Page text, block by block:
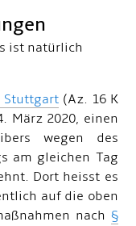
ist natürlich
Stuttgart (Az. 16 K
März 2020, einen
wegen des
am gleichen Tag
Dort heisst es
auf die oben
nach §